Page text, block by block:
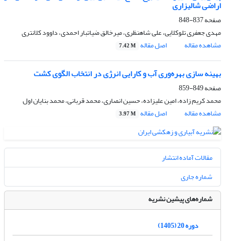
اراضی شالیزاری
صفحه837-848
مهدی جعفری تلوکلایی، علی شاهنظری، میرخالق ضیاتبار احمدی، داوود کلانتری
مشاهده مقاله
اصل مقاله 7.42 M
بهینه سازی بهره‌وری آب و کارایی انرژی در انتخاب الگوی کشت
صفحه849-859
محمد کریم زاده، امین علیزاده، حسین انصاری، محمد قربانی، محمد بنایان اول
مشاهده مقاله
اصل مقاله 3.97 M
مقالات آماده انتشار
شماره جاری
شماره‌های پیشین نشریه
دوره 20 (1405)